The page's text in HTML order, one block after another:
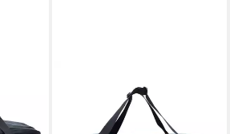
Weekender High Coast,
109,95 €